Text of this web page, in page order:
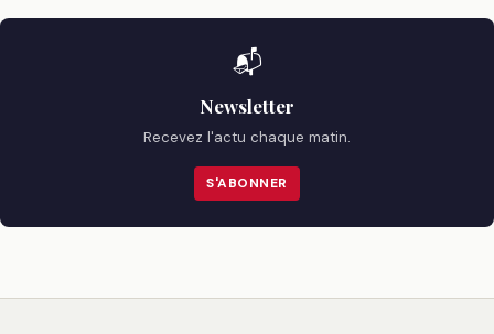
📬
Newsletter
Recevez l'actu chaque matin.
S'ABONNER